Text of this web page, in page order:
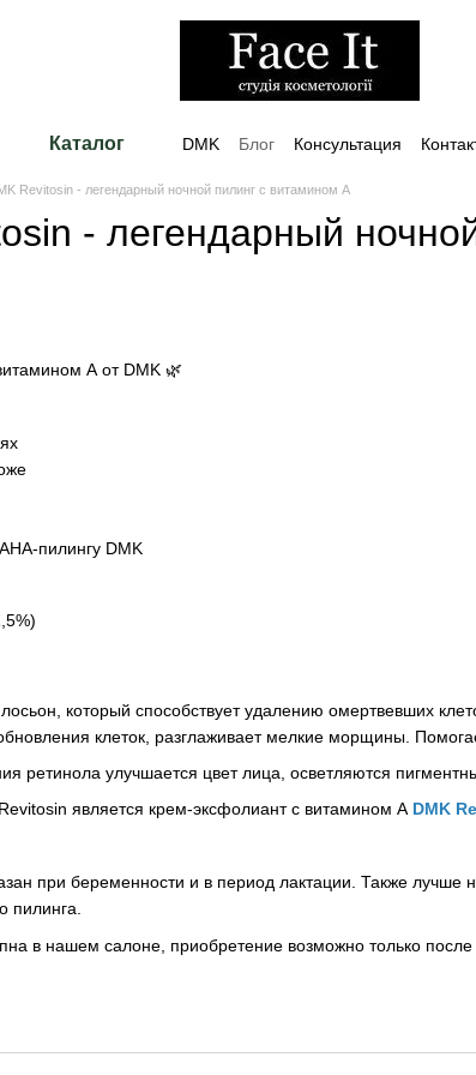
Каталог DMK Блог Консультация
Revitosin - легендарный ночной пилинг с витамином А
- легендарный
А от DMK 🌿
АНА-пилингу DMK
который способствует удалению омертвевших
клеток, разглаживает мелкие морщины.
ретинола улучшается цвет лица, осветляются
является крем-эксфолиант с витамином А DMK
при беременности и в период лактации. Также лучше
пилинга.
в нашем салоне, приобретение возможно только после